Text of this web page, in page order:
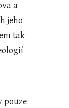
a
jeho
tak
pouze